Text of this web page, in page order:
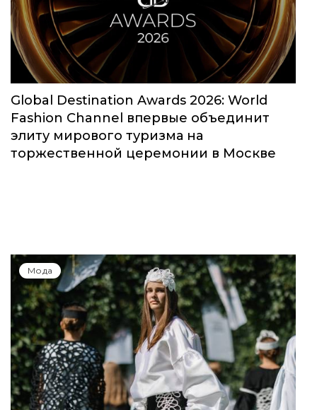
Global Destination Awards 2026: World
Fashion Channel впервые объединит
элиту мирового туризма на
торжественной церемонии в Москве
Мода